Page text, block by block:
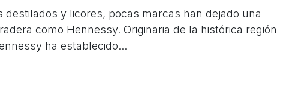
destilados y licores, pocas marcas han dejado una
como Hennessy. Originaria de la histórica región
ha establecido...